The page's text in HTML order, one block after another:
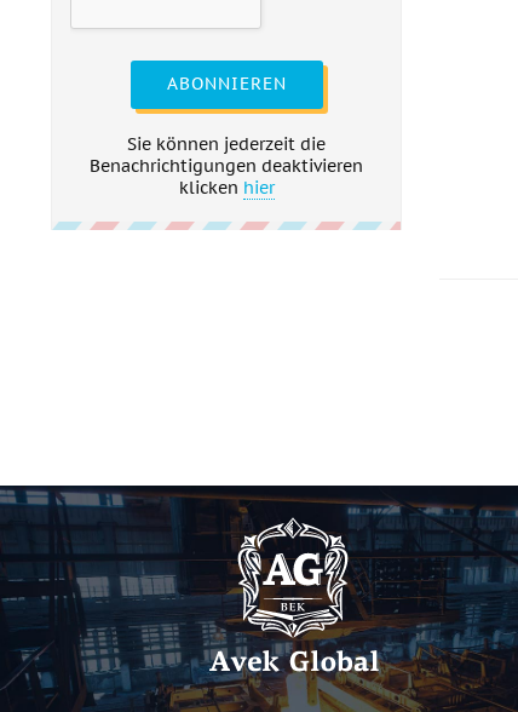
ABONNIEREN
Sie können jederzeit die
Benachrichtigungen deaktivieren
klicken hier